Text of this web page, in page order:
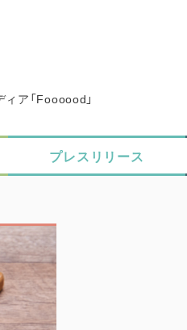
ア「Foooood」
プレスリリース